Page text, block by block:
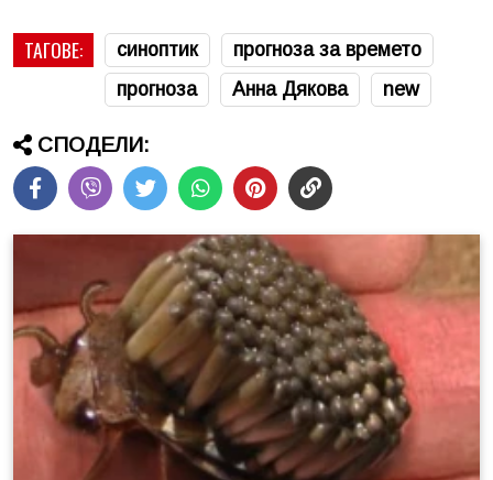
ТАГОВЕ: синоптик
прогноза за времето
прогноза
Анна Дякова new
СПОДЕЛИ: